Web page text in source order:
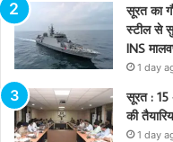
सूरत का
स्टील से
INS
1 day
सूरत : 15
की
1 day